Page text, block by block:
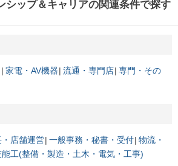
シップ＆キャリアの関連条件で探す
家電・AV機器 流通・専門店 専門・その
・店舗運営 一般事務・秘書・受付 物流・
能工(整備・製造・土木・電気・工事)